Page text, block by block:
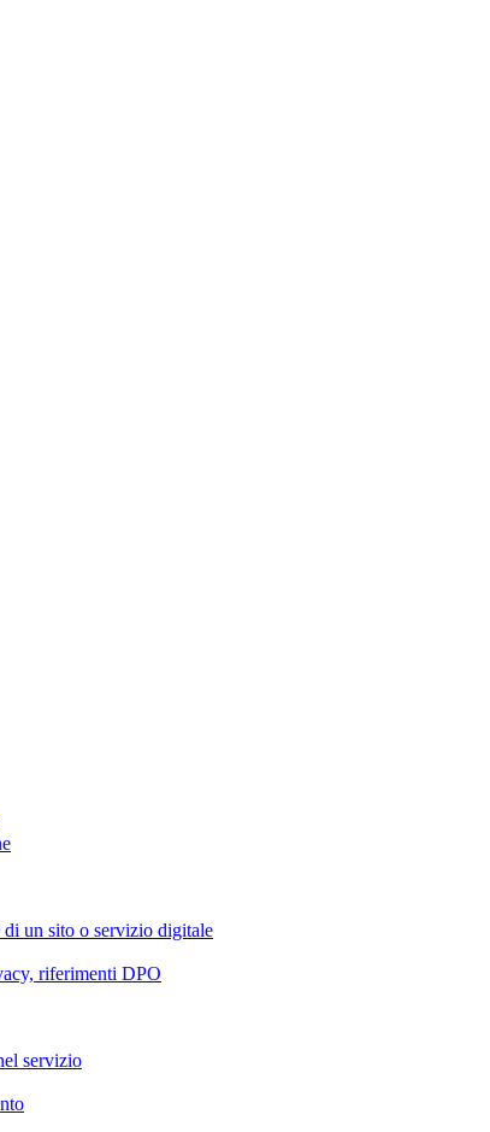
di un sito o servizio digitale
riferimenti DPO
servizio